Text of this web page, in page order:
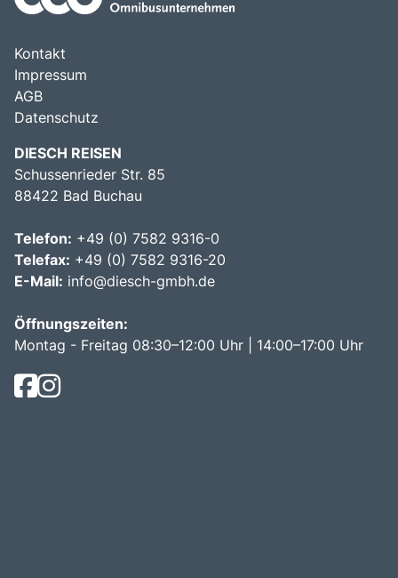
Kontakt
Impressum
AGB
Datenschutz
DIESCH REISEN
Schussenrieder Str. 85
88422 Bad Buchau
Telefon: +49 (0) 7582 9316-0
Telefax: +49 (0) 7582 9316-20
E-Mail: info@diesch-gmbh.de
Öffnungszeiten:
Montag - Freitag 08:30–12:00 Uhr | 14:00–17:00 Uhr